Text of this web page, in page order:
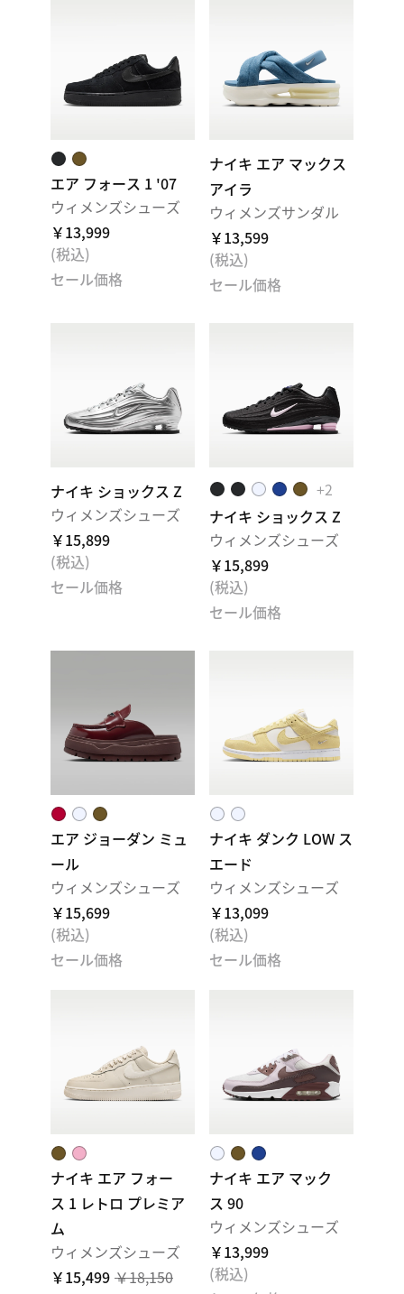
エア フォース 1 '07
ウィメンズシューズ
￥13,999
(税込)
セール価格
ナイキ エア マックス
アイラ
ウィメンズサンダル
￥13,599
(税込)
セール価格
ナイキ ショックス Z
ウィメンズシューズ
￥15,899
(税込)
セール価格
+2
ナイキ ショックス Z
ウィメンズシューズ
￥15,899
(税込)
セール価格
エア ジョーダン ミュ
ール
ウィメンズシューズ
￥15,699
(税込)
セール価格
ナイキ ダンク LOW ス
エード
ウィメンズシューズ
￥13,099
(税込)
セール価格
ナイキ エア フォー
ス 1 レトロ プレミア
ム
ウィメンズシューズ
￥15,499 ￥18,150
ナイキ エア マック
ス 90
ウィメンズシューズ
￥13,999
(税込)